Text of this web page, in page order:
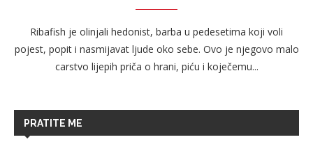
Ribafish je olinjali hedonist, barba u pedesetima koji voli
pojest, popit i nasmijavat ljude oko sebe. Ovo je njegovo malo
carstvo lijepih priča o hrani, piću i koječemu...
PRATITE ME